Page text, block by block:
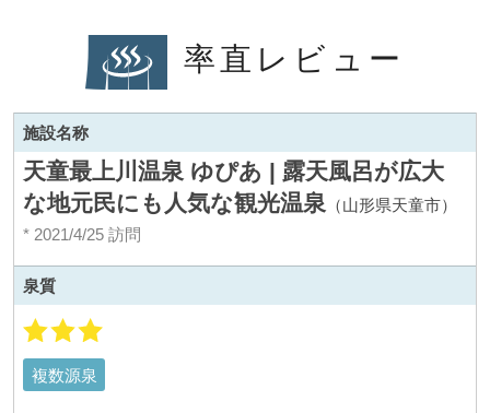
率直レビュー
施設名称
天童最上川温泉 ゆぴあ | 露天風呂が広大
な地元民にも人気な観光温泉（山形県天童市）
* 2021/4/25 訪問
泉質
複数源泉